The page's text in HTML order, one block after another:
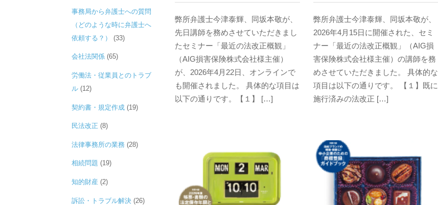
弊所弁護士今津泰輝、同坂本敬が、
先日講師を務めさせていただきまし
たセミナー「最近の法改正概観」
（AIG損害保険株式会社様主催）
が、2026年4月22日、オンラインで
も開催されました。 具体的な項目は
以下の通りです。【１】 […]
弊所弁護士今津泰輝、同坂本敬が、
2026年4月15日に開催された、セミ
ナー「最近の法改正概観」（AIG損
害保険株式会社様主催）の講師を務
めさせていただきました。 具体的な
項目は以下の通りです。 【１】既に
施行済みの法改正 […]
事務局から弁護士への質問
（どのような時に弁護士へ
依頼する？）
(33)
会社法関係 (65)
労働法・従業員とのトラブ
ル (12)
契約書・規定作成 (19)
民法改正 (8)
法律事務所の業務 (28)
相続問題 (19)
知的財産 (2)
訴訟・トラブル解決 (26)